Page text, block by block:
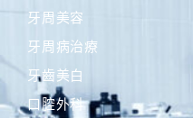
牙周美容
牙周病治療
牙齒美白
口腔外科